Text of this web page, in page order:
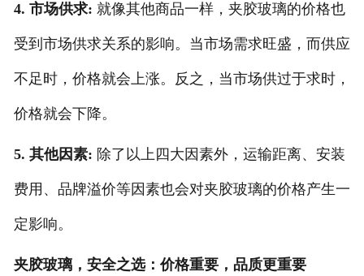
4. 市场供求: 就像其他商品一样，夹胶玻璃的价格也
受到市场供求关系的影响。当市场需求旺盛，而供应
不足时，价格就会上涨。反之，当市场供过于求时，
价格就会下降。
5. 其他因素: 除了以上四大因素外，运输距离、安装
费用、品牌溢价等因素也会对夹胶玻璃的价格产生一
定影响。
夹胶玻璃，安全之选：价格重要，品质更重要